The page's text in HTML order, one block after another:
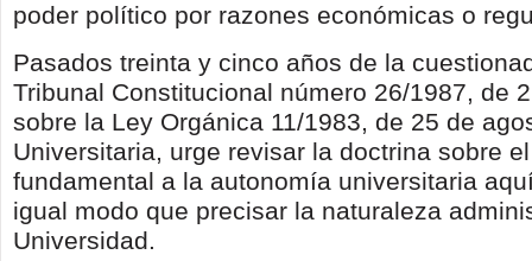
poder político por razones económicas o
Pasados treinta y cinco años de la
Tribunal Constitucional número 26/1987, de
sobre la Ley Orgánica 11/1983, de 25 de
Universitaria, urge revisar la doctrina sobre
fundamental a la autonomía universitaria
igual modo que precisar la naturaleza
Universidad.